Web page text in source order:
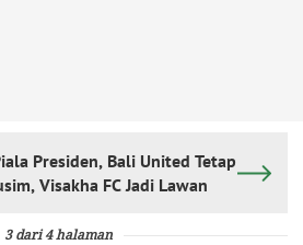
Presiden, Bali United Tetap
Visakha FC Jadi Lawan
3 dari 4 halaman